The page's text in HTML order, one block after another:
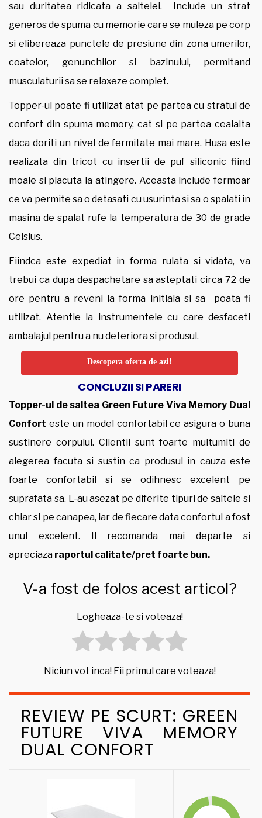
sau duritatea ridicata a saltelei. Include un strat
generos de spuma cu memorie care se muleza pe corp
si elibereaza punctele de presiune din zona umerilor,
coatelor, genunchilor si bazinului, permitand
musculaturii sa se relaxeze complet.
Topper-ul poate fi utilizat atat pe partea cu stratul de
confort din spuma memory, cat si pe partea cealalta
daca doriti un nivel de fermitate mai mare. Husa este
realizata din tricot cu insertii de puf siliconic fiind
moale si placuta la atingere. Aceasta include fermoar
ce va permite sa o detasati cu usurinta si sa o spalati in
masina de spalat rufe la temperatura de 30 de grade
Celsius.
Fiindca este expediat in forma rulata si vidata, va
trebui ca dupa despachetare sa asteptati circa 72 de
ore pentru a reveni la forma initiala si sa poata fi
utilizat. Atentie la instrumentele cu care desfaceti
ambalajul pentru a nu deteriora si produsul.
Descopera oferta de azi!
CONCLUZII SI PARERI
Topper-ul de saltea Green Future Viva Memory Dual
Confort este un model confortabil ce asigura o buna
sustinere corpului. Clientii sunt foarte multumiti de
alegerea facuta si sustin ca produsul in cauza este
foarte confortabil si se odihnesc excelent pe
suprafata sa. L-au asezat pe diferite tipuri de saltele si
chiar si pe canapea, iar de fiecare data confortul a fost
unul excelent. Il recomanda mai departe si
apreciaza raportul calitate/pret foarte bun.
V-a fost de folos acest articol?
Logheaza-te si voteaza!
Niciun vot inca! Fii primul care voteaza!
REVIEW PE SCURT: GREEN
FUTURE VIVA MEMORY
DUAL CONFORT